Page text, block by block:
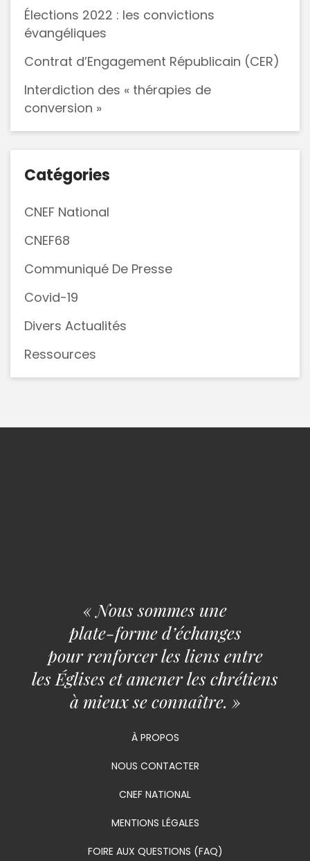
Élections 2022 : les convictions
évangéliques
Contrat d’Engagement Républicain (CER)
Interdiction des « thérapies de
conversion »
Catégories
CNEF National
CNEF68
Communiqué De Presse
Covid-19
Divers Actualités
Ressources
« Nous sommes une
plate-forme d’échanges
pour renforcer les liens entre
les Églises et amener les chrétiens
à mieux se connaître. »
À PROPOS
NOUS CONTACTER
CNEF NATIONAL
MENTIONS LÉGALES
FOIRE AUX QUESTIONS (FAQ)